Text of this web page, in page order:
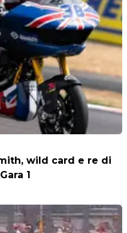
wild card e re di
1